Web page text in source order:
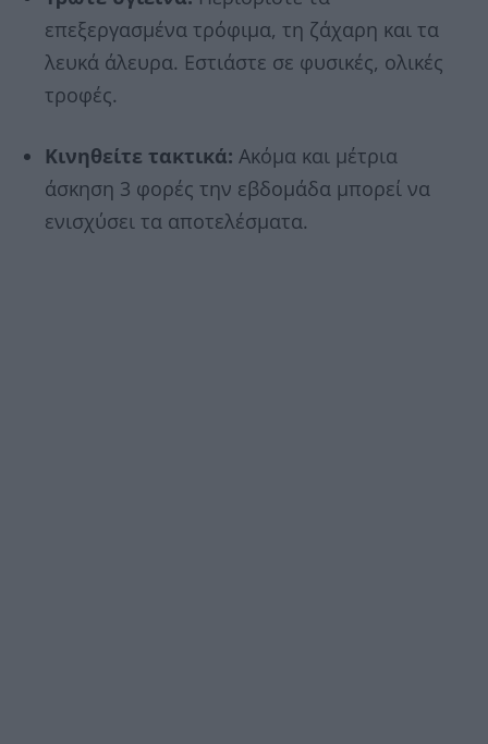
επεξεργασμένα τρόφιμα, τη ζάχαρη και τα
λευκά άλευρα. Εστιάστε σε φυσικές, ολικές
τροφές.
Κινηθείτε τακτικά: Ακόμα και μέτρια
άσκηση 3 φορές την εβδομάδα μπορεί να
ενισχύσει τα αποτελέσματα.